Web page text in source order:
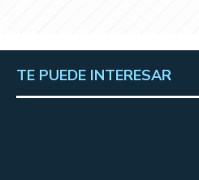
TE PUEDE INTERESAR